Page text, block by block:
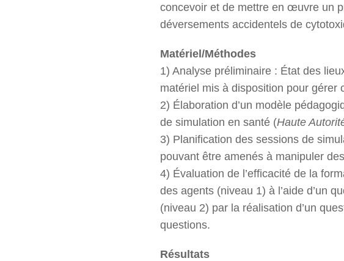
concevoir et de mettre en œuvre un
déversements accidentels de
Matériel/Méthodes
1) Analyse préliminaire : État des
matériel mis à disposition pour gérer
2) Élaboration d’un modèle
de simulation en santé (Haute
3) Planification des sessions de
pouvant être amenés à manipuler
4) Évaluation de l’efficacité de la
des agents (niveau 1) à l’aide d’un
(niveau 2) par la réalisation d’un
questions.
Résultats